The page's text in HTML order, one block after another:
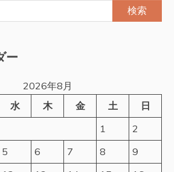
ー
2026年8月
水 木 金 土
日
1
2
5 6 7 8
9